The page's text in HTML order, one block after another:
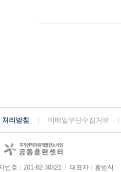
리방침 이메일무단수집거부
번호 : 201-82-30821 대표자 : 홍범식